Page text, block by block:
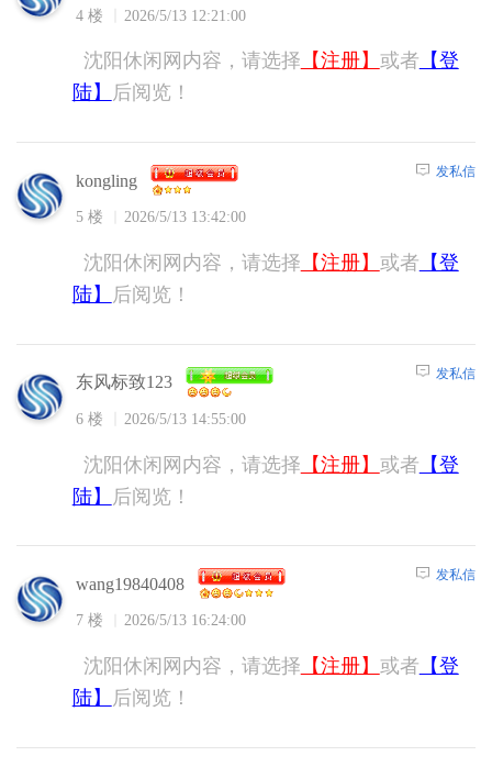
4 楼 2026/5/13 12:21:00
沈阳休闲网内容，请选择 【注册】 或者 【登
陆】
后阅览！
kongling
5 楼 2026/5/13 13:42:00
发私信
沈阳休闲网内容，请选择 【注册】 或者 【登
陆】
后阅览！
东风标致123
6 楼 2026/5/13 14:55:00
发私信
沈阳休闲网内容，请选择 【注册】 或者 【登
陆】
后阅览！
wang19840408
7 楼 2026/5/13 16:24:00
发私信
沈阳休闲网内容，请选择 【注册】 或者 【登
陆】
后阅览！